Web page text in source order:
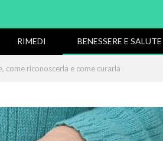
RIMEDI BENESSERE E SALUTE
come riconoscerla e come curarla